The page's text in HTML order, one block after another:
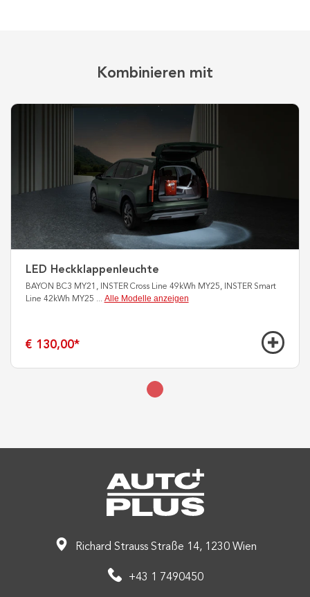
Kombinieren mit
LED Heckklappenleuchte
BAYON BC3 MY21, INSTER Cross Line 49kWh MY25, INSTER Smart
Line 42kWh MY25 ... Alle Modelle anzeigen
€ 130,00*
Richard Strauss Straße 14, 1230 Wien
+43 1 7490450